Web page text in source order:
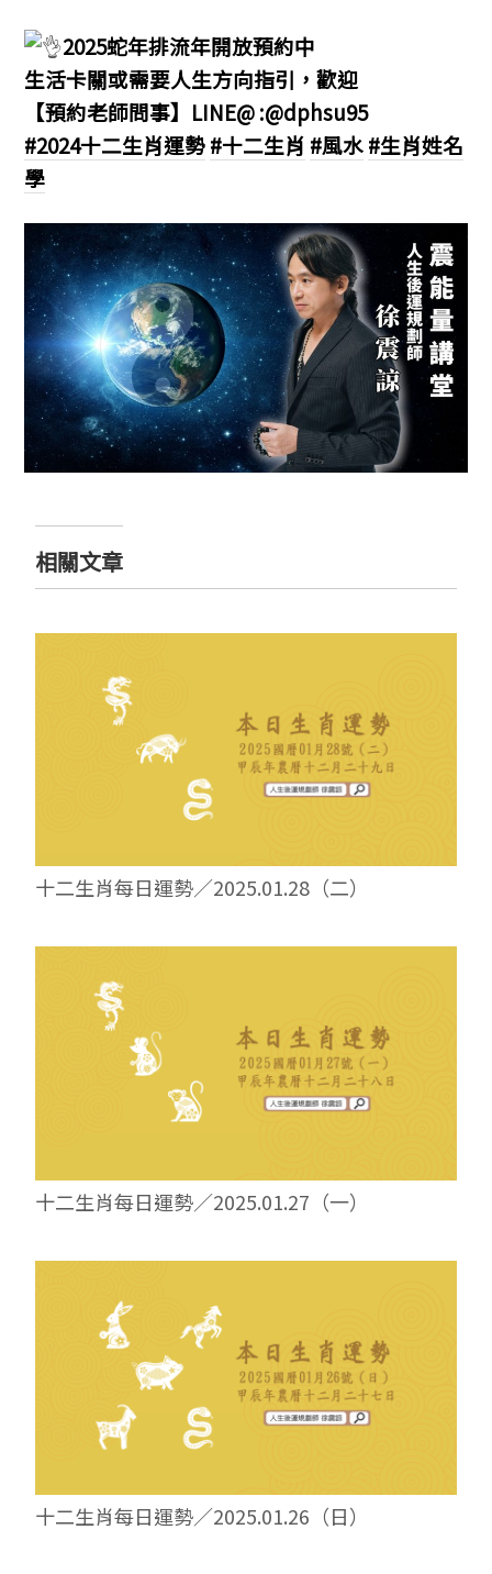
2025蛇年排流年開放預約中
生活卡關或需要人生方向指引，歡迎
【預約老師問事】LINE@ :@dphsu95
#2024十二生肖運勢#十二生肖 #風水#生肖姓名
學
相關文章
十二生肖每日運勢／2025.01.28（二）
十二生肖每日運勢／2025.01.27（一）
十二生肖每日運勢／2025.01.26（日）